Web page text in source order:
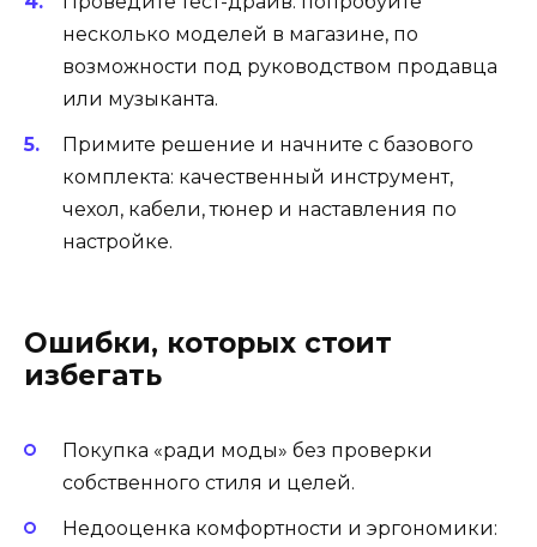
несколько моделей в магазине, по
возможности под руководством продавца
или музыканта.
Примите решение и начните с базового
комплекта: качественный инструмент,
чехол, кабели, тюнер и наставления по
настройке.
Ошибки, которых стоит
избегать
Покупка «ради моды» без проверки
собственного стиля и целей.
Недооценка комфортности и эргономики: